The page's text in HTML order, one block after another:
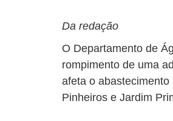
Da redação
O Departamento de
rompimento de uma
afeta o
Pinheiros e Jardim